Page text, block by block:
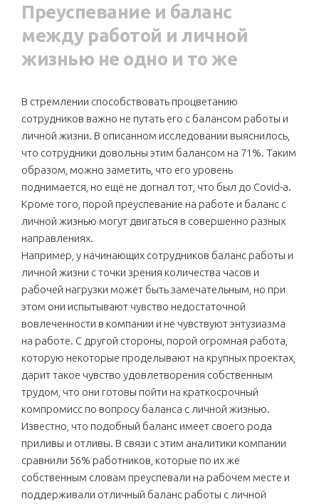
Преуспевание и баланс
между работой и личной
жизнью не одно и то же
В стремлении способствовать процветанию
сотрудников важно не путать его с балансом работы и
личной жизни. В описанном исследовании выяснилось,
что сотрудники довольны этим балансом на 71%. Таким
образом, можно заметить, что его уровень
поднимается, но ещё не догнал тот, что был до Covid-а.
Кроме того, порой преуспевание на работе и баланс с
личной жизнью могут двигаться в совершенно разных
направлениях.
Например, у начинающих сотрудников баланс работы и
личной жизни с точки зрения количества часов и
рабочей нагрузки может быть замечательным, но при
этом они испытывают чувство недостаточной
вовлеченности в компании и не чувствуют энтузиазма
на работе. С другой стороны, порой огромная работа,
которую некоторые проделывают на крупных проектах,
дарит такое чувство удовлетворения собственным
трудом, что они готовы пойти на краткосрочный
компромисс по вопросу баланса с личной жизнью.
Известно, что подобный баланс имеет своего рода
приливы и отливы. В связи с этим аналитики компании
сравнили 56% работников, которые по их же
собственным словам преуспевали на рабочем месте и
поддерживали отличный баланс работы с личной